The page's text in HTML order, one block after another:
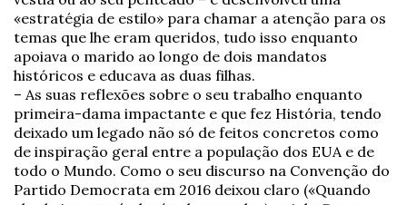
«estratégia de estilo» para chamar a atenção para os
temas que lhe eram queridos, tudo isso enquanto
apoiava o marido ao longo de dois mandatos
históricos e educava as duas filhas.
– As suas reflexões sobre o seu trabalho enquanto
primeira-dama impactante e que fez História, tendo
deixado um legado não só de feitos concretos como
de inspiração geral entre a população dos EUA e de
todo o Mundo. Como o seu discurso na Convenção do
Partido Democrata em 2016 deixou claro («Quando